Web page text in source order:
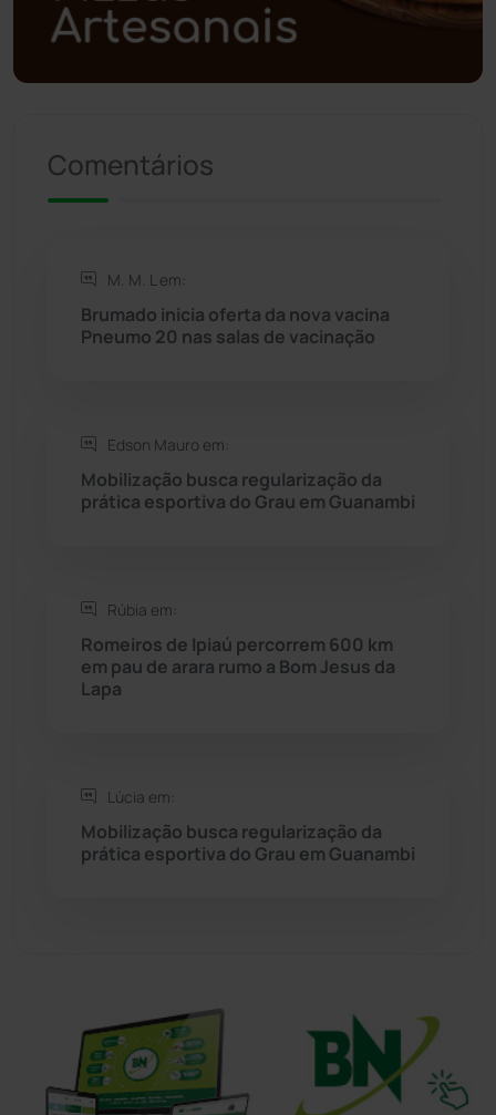
Polícia Militar (27)
Política (03)
Riacho de Santana
Rio de Contas
Rio do Antônio
Saúde
Seabra (50)
Sítio do Mato
Sudoeste Baiano
Comentários
M. M. L em:
Brumado inicia oferta da nova vacina
Pneumo 20 nas salas de vacinação
Edson Mauro em:
Mobilização busca regularização da
prática esportiva do Grau em Guanambi
Rúbia em:
Romeiros de Ipiaú percorrem 600 km
em pau de arara rumo a Bom Jesus da
Lapa
Lúcia em:
Mobilização busca regularização da
prática esportiva do Grau em Guanambi